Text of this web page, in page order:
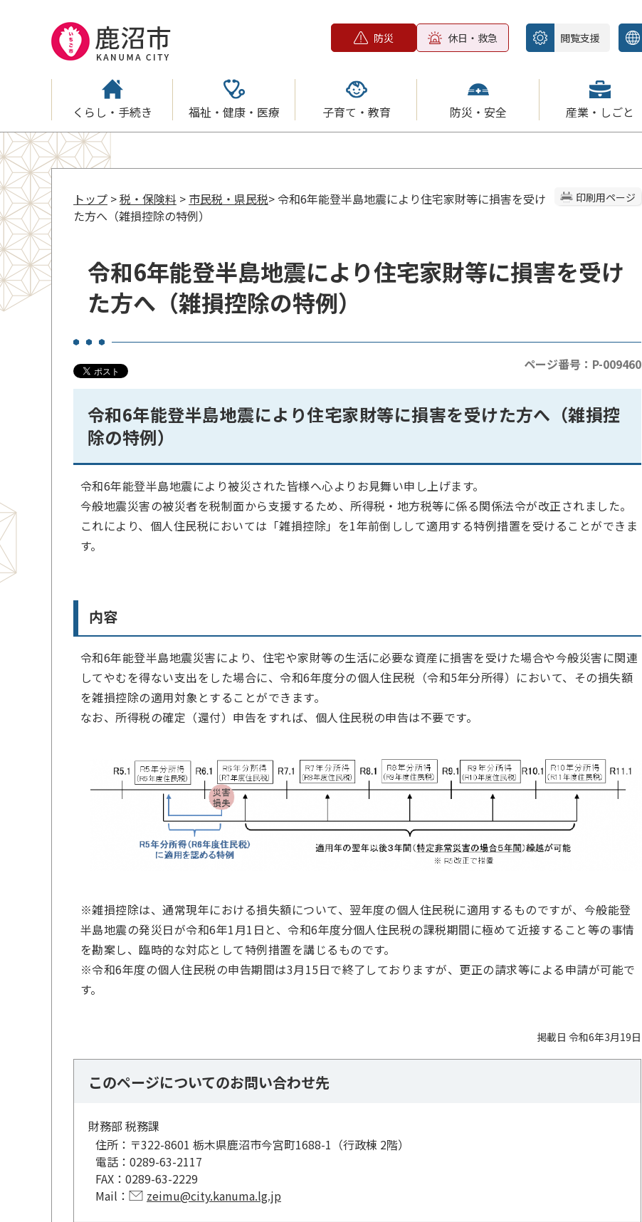
防災 休日・救急 閲覧支援
くらし・手続き 福祉・健康・医療 子育て・教育 防災・安全 産業・しごと
印刷用ページ
トップ >税・保険料 > 市民税・県民税> 令和6年能登半島地震により住宅家財等に損害を受け
た方へ（雑損控除の特例）
令和6年能登半島地震により住宅家財等に損害を受け
た方へ（雑損控除の特例）
ページ番号：P-009460
令和6年能登半島地震により住宅家財等に損害を受けた方へ（雑損控
除の特例）
令和6年能登半島地震により被災された皆様へ心よりお見舞い申し上げます。
今般地震災害の被災者を税制面から支援するため、所得税・地方税等に係る関係法令が改正されました。
これにより、個人住民税においては「雑損控除」を1年前倒しして適用する特例措置を受けることができま
す。
内容
令和6年能登半島地震災害により、住宅や家財等の生活に必要な資産に損害を受けた場合や今般災害に関連
してやむを得ない支出をした場合に、令和6年度分の個人住民税（令和5年分所得）において、その損失額
を雑損控除の適用対象とすることができます。
なお、所得税の確定（還付）申告をすれば、個人住民税の申告は不要です。
※雑損控除は、通常現年における損失額について、翌年度の個人住民税に適用するものですが、今般能登
半島地震の発災日が令和6年1月1日と、令和6年度分個人住民税の課税期間に極めて近接すること等の事情
を勘案し、臨時的な対応として特例措置を講じるものです。
※令和6年度の個人住民税の申告期間は3月15日で終了しておりますが、更正の請求等による申請が可能で
す。
掲載日 令和6年3月19日
このページについてのお問い合わせ先
財務部 税務課
住所： 〒322-8601 栃木県鹿沼市今宮町1688-1（行政棟 2階）
電話： 0289-63-2117
FAX： 0289-63-2229
Mail：
zeimu@city.kanuma.lg.jp